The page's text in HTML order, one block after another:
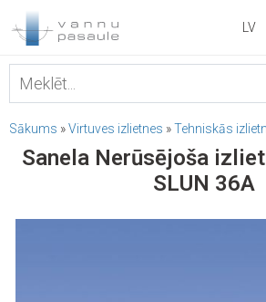
LV
Sākums »Virtuves izlietnes »Tehniskās
Sanela Nerūsējoša
SLUN 36A